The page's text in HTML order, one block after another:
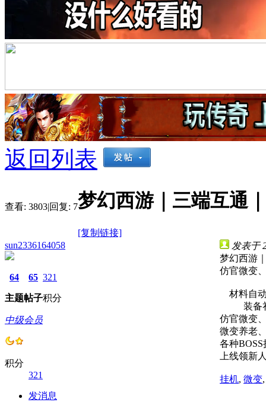
返回列表
查看: 3803|回复: 7梦幻西游｜三端互通
[复制链接]
sun2336164058
64
主题
65
帖子
321
积分
中级会员
积分
321
发消息
发表于
梦幻西游
仿官微变
材料自
装备
仿官微变
微变养老
各种BOSS
上线领新
挂机, 微变